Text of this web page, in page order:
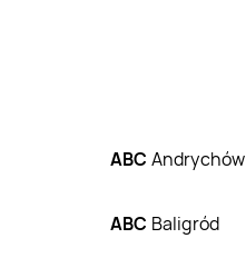
ABC Andrychów
ABC Baligród